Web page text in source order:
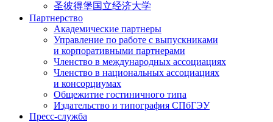
圣彼得堡国立经济大学
Партнерство
Академические партнеры
Управление по работе с выпускниками
и корпоративными партнерами
Членство в международных ассоциациях
Членство в национальных ассоциациях
и консорциумах
Общежитие гостиничного типа
Издательство и типография СПбГЭУ
Пресс-служба